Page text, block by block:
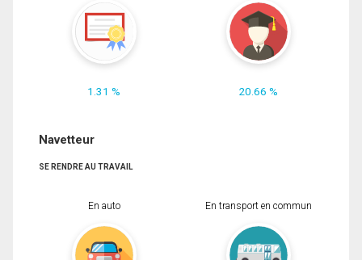
1.31 % 20.66 %
Navetteur
SE RENDRE AU TRAVAIL
En auto En transport en commun